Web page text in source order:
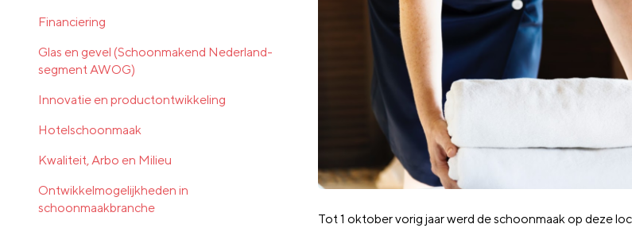
Tot 1 oktober vorig jaar werd de schoonmaak op deze
Financiering
Glas en gevel (Schoonmakend Nederland-
segment AWOG)
Innovatie en productontwikkeling
Hotelschoonmaak
Kwaliteit, Arbo en Milieu
Ontwikkelmogelijkheden in
schoonmaakbranche